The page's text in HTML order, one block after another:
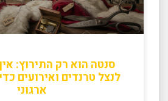
לנצל טרנדים ואירועים
ארגוני